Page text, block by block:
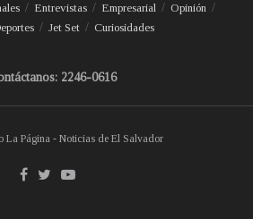
Entrevistas Empresarial
Opinión
Jet Set Curiosidades
2246-0616
La Página - Noticias de El Salvador